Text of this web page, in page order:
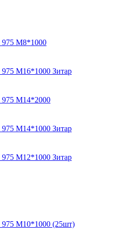
975 М8*1000
М16*1000 Зитар
975 М14*2000
М14*1000 Зитар
М12*1000 Зитар
975 М10*1000 (25шт)